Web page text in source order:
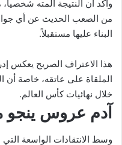
وأكد أن النتيجة آلمته
من الصعب الحديث عن أي
البناء عليها مستقبلاً.
هذا الاعتراف الصريح يعكس
الملقاة على عاتقه، خاصة أن
خلال نهائيات كأس العالم.
آدم عروس ينجو
وسط الانتقادات الواسعة